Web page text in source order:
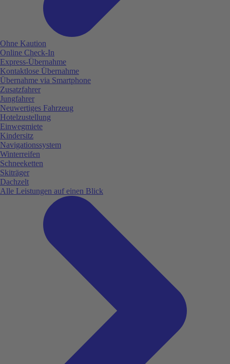
Ohne Kaution
Online Check-In
Express-Übernahme
Kontaktlose Übernahme
Übernahme via Smartphone
Zusatzfahrer
Jungfahrer
Neuwertiges Fahrzeug
Hotelzustellung
Einwegmiete
Kindersitz
Navigationssystem
Winterreifen
Schneeketten
Skiträger
Dachzelt
Alle Leistungen auf einen Blick